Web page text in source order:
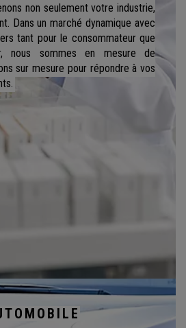
non seulement votre industrie,
Dans un marché dynamique avec
tant pour le consommateur que
nous sommes en mesure de
sur mesure pour répondre à vos